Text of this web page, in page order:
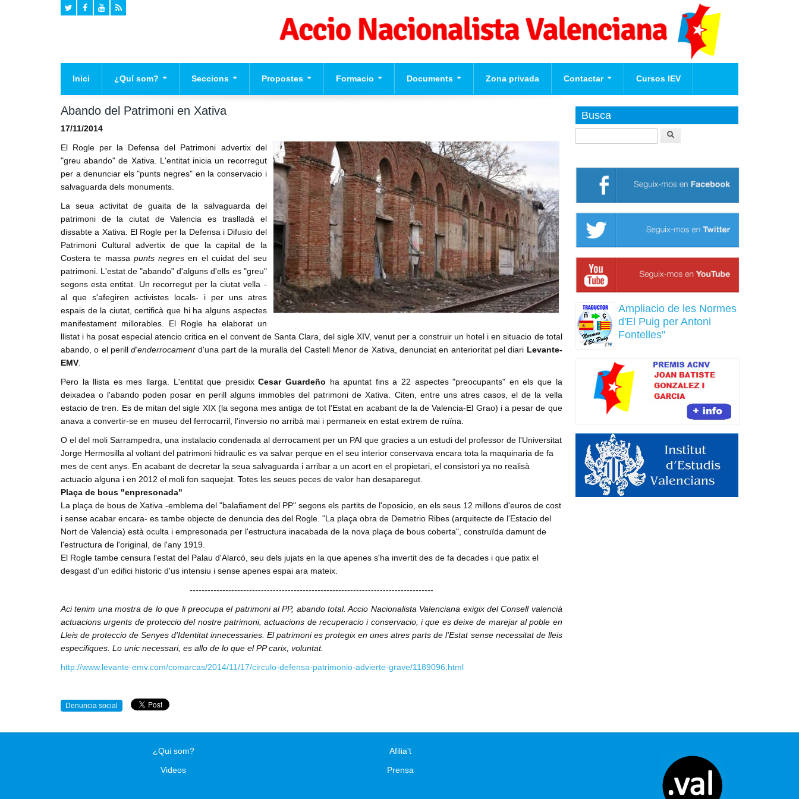
Inici ¿Quí som?
Historia
Seccions
Agenda
Mig ambient
Cultura
Infraestructures
Politica
Opinio
Societat
Denuncia social
ACNV
Economia
Propostes Formacio
Formacio complementaria
Normes d'El Puig
Documents Zona privada
Contrasenya
Crear nou conte
Solicitar una nova
contrasenya
Contactar
Afilia't
Cursos IEV
Abando del Patrimoni en Xativa
17/11/2014
El Rogle per la Defensa del Patrimoni advertix del
"greu abando" de Xativa. L'entitat inicia un recorregut
per a denunciar els "punts negres" en la conservacio i
salvaguarda dels monuments.
La seua activitat de guaita de la salvaguarda del
patrimoni de la ciutat de Valencia es traslladà el
dissabte a Xativa. El Rogle per la Defensa i Difusio del
Patrimoni Cultural advertix de que la capital de la
Costera te massa punts negresen el cuidat del seu
patrimoni. L'estat de "abando" d'alguns d'ells es "greu"
segons esta entitat. Un recorregut per la ciutat vella -
al que s'afegiren activistes locals- i per uns atres
espais de la ciutat, certificà que hi ha alguns aspectes
manifestament millorables. El Rogle ha elaborat un
llistat i ha posat especial atencio critica en el convent de Santa Clara, del sigle XIV, venut per a construir un hotel i en situacio de total
abando, o el perilld'enderrocament d'una part de la muralla del Castell Menor de Xativa, denunciat en anterioritat pel diari Levante-
EMV
Pero la llista es mes llarga. L'entitat que presidixCesar Guardeño ha apuntat fins a 22 aspectes "preocupants" en els que la
deixadea o l'abando poden posar en perill alguns immobles del patrimoni de Xativa. Citen, entre uns atres casos, el de la vella
estacio de tren. Es de mitan del sigle XIX (la segona mes antiga de tot l'Estat en acabant de la de Valencia-El Grao) i a pesar de que
anava a convertir-se en museu del ferrocarril, l'inversio no arribà mai i permaneix en estat extrem de ruïna.
O el del moli Sarrampedra, una instalacio condenada al derrocament per un PAI que gracies a un estudi del professor de l'Universitat
Jorge Hermosilla al voltant del patrimoni hidraulic es va salvar perque en el seu interior conservava encara tota la maquinaria de fa
mes de cent anys. En acabant de decretar la seua salvaguarda i arribar a un acort en el propietari, el consistori ya no realisà
actuacio alguna i en 2012 el moli fon saquejat. Totes les seues peces de valor han desaparegut.
Plaça de bous "enpresonada"
La plaça de bous de Xativa -emblema del "balafiament del PP" segons els partits de l'oposicio, en els seus 12 millons d'euros de cost
i sense acabar encara- es tambe objecte de denuncia des del Rogle. "La plaça obra de Demetrio Ribes (arquitecte de l'Estacio del
Nort de Valencia) està oculta i empresonada per l'estructura inacabada de la nova plaça de bous coberta", construïda damunt de
l'estructura de l'original, de l'any 1919.
El Rogle tambe censura l'estat del Palau d'Alarcó, seu dels jujats en la que apenes s'ha invertit des de fa decades i que patix el
desgast d'un edifici historic d'us intensiu i sense apenes espai ara mateix.
----------------------------------------------------------------------------------
Aci tenim una mostra de lo que li preocupa el patrimoni al PP, abando total. Accio Nacionalista Valenciana exigix del Consell valencià
actuacions urgents de proteccio del nostre patrimoni, actuacions de recuperacio i conservacio, i que es deixe de marejar al poble en
Lleis de proteccio de Senyes d'Identitat innecessaries. El patrimoni es protegix en unes atres parts de l'Estat sense necessitat de lleis
especifiques. Lo unic necessari, es allo de lo que el PP carix, voluntat.
http://www.levante-emv.com/comarcas/2014/11/17/circulo-defensa-patrimonio-advierte-grave/1189096.html
Denuncia social
Busca
Ampliacio de les Normes
d'El Puig per Antoni
Fontelles"
¿Qui som?
Videos
Afilia't
Prensa